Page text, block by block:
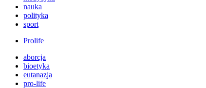
nauka
polityka
sport
Prolife
aborcja
bioetyka
eutanazja
pro-life